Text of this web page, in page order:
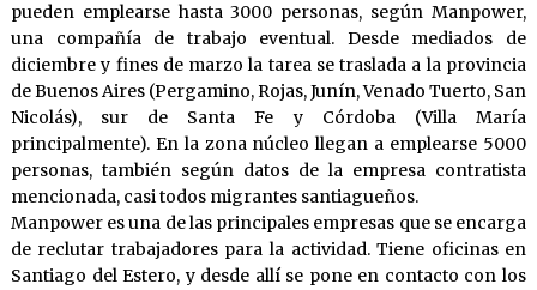
pueden emplearse hasta 3000 personas, según Manpower,
una compañía de trabajo eventual. Desde mediados de
diciembre y fines de marzo la tarea se traslada a la provincia
de Buenos Aires (Pergamino, Rojas, Junín, Venado Tuerto, San
Nicolás), sur de Santa Fe y Córdoba (Villa María
principalmente). En la zona núcleo llegan a emplearse 5000
personas, también según datos de la empresa contratista
mencionada, casi todos migrantes santiagueños.
Manpower es una de las principales empresas que se encarga
de reclutar trabajadores para la actividad. Tiene oficinas en
Santiago del Estero, y desde allí se pone en contacto con los